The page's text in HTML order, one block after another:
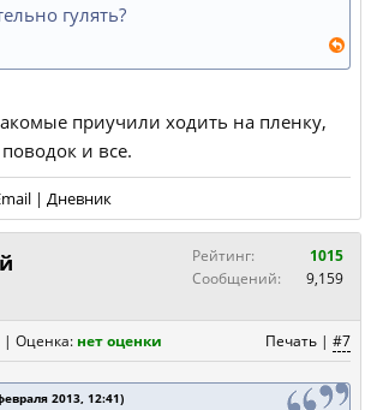
гулять?
приучили ходить на пленку,
и все.
| Дневник
Рейтинг:
1015
Сообщений:
9,159
Печать | #7
| Оценка: нет оценки
2013, 12:41)